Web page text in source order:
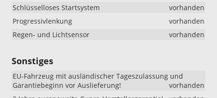
Schlüsselloses Startsystem
vorhanden
Progressivlenkung
vorhanden
Regen- und Lichtsensor
vorhanden
Sonstiges
EU-Fahrzeug mit ausländischer Tageszulassung und
Garantiebeginn vor Auslieferung!
vorhanden